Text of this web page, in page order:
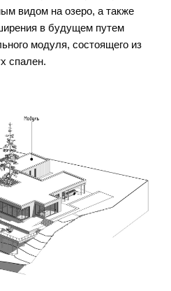
видом на озеро, а также
в будущем путем
модуля, состоящего из
спален.